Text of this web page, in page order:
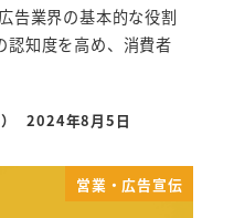
告業界の基本的な役割
知度を高め、消費者
2024年8月5日
営業・広告宣伝